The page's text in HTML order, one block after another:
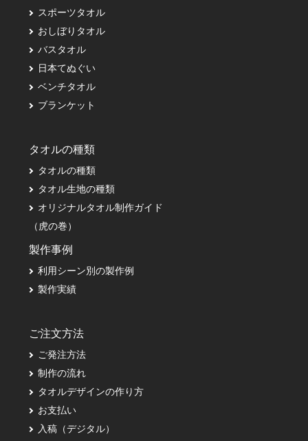
スポーツタオル
おしぼりタオル
バスタオル
日本てぬぐい
ベンチタオル
ブランケット
タオルの種類
タオルの種類
タオル生地の種類
オリジナルタオル制作ガイド
（虎の巻）
製作事例
利用シーン別の製作例
製作実績
ご注文方法
ご発注方法
制作の流れ
タオルデザインの作り方
お支払い
入稿（デジタル）